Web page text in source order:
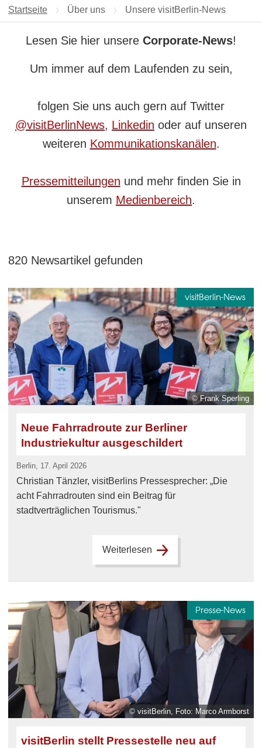
Startseite Über uns Aktuelle Seite:
Unsere visitBerlin-News
Lesen Sie hier unsere Corporate-News!
Um immer auf dem Laufenden zu sein,
folgen Sie uns auch gern auf Twitter
@visitBerlinNews, Linkedin oder auf unseren
weiteren Kommunikationskanälen.
Pressemitteilungen und mehr finden Sie in
unserem Medienbereich.
820 Newsartikel gefunden
© Frank Sperling
visitBerlin-News
Neue Fahrradroute zur Berliner
Industriekultur ausgeschildert
Berlin, 17. April 2026
Christian Tänzler, visitBerlins Pressesprecher: „Die
acht Fahrradrouten sind ein Beitrag für
stadtverträglichen Tourismus."
Weiterlesen
© visitBerlin, Foto: Marco Armborst
Presse-News
visitBerlin stellt Pressestelle neu auf